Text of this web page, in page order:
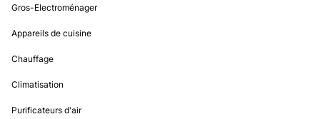
Traduire
Buena calidad
Gros-Electroménager
Appareils de cuisine
Chauffage
Climatisation
Purificateurs d'air